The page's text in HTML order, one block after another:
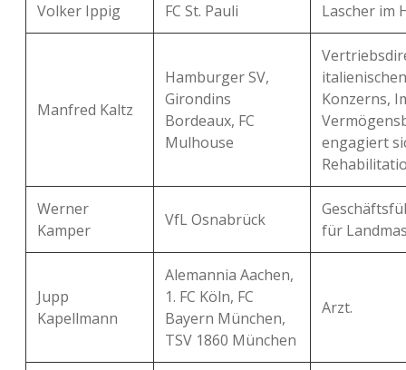
Volker Ippig FC St. Pauli Lascher im
Manfred Kaltz
Hamburger SV,
Girondins
Bordeaux, FC
Mulhouse
Konzerns,
engagiert
Werner
Kamper
VfL Osnabrück
für
Jupp
Kapellmann
Alemannia Aachen,
1. FC Köln, FC
Bayern München,
TSV 1860 München
Arzt.